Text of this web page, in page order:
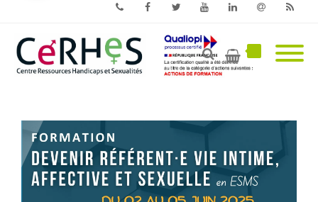
PhoneFacebookTwitterYoutube